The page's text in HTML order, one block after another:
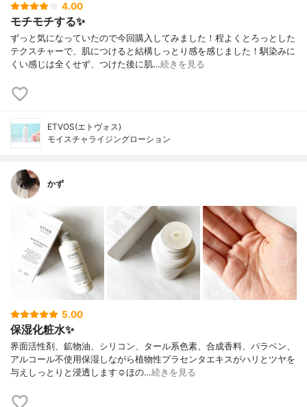
4.00
モチモチする✨
ずっと気になっていたので今回購入してみました！程よくとろっとした
テクスチャーで、肌につけると結構しっとり感を感じました！馴染みに
くい感じは全くせず、つけた後に肌…続きを見る
ETVOS(エトヴォス)
モイスチャライジングローション
かず
5.00
保湿化粧水✨
界面活性剤、鉱物油、シリコン、タール系色素、合成香料、パラベン、
アルコール不使用保湿しながら植物性プラセンタエキスがハリとツヤを
与えしっとりと浸透します☺︎ほの…続きを見る